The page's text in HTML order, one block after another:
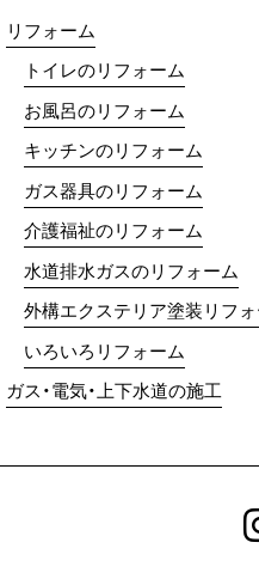
リフォーム
トイレのリフォーム
お風呂のリフォーム
キッチンのリフォーム
ガス器具のリフォーム
介護福祉のリフォーム
水道排水ガスのリフォーム
外構エクステリア塗装リフ
いろいろリフォーム
ガス・電気・上下水道の施工